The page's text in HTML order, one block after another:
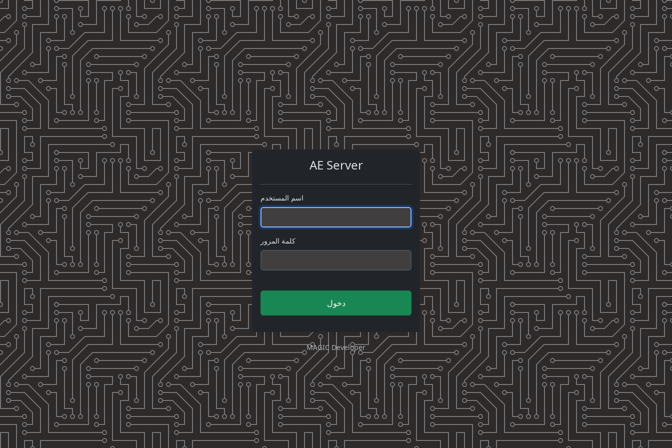
AE Server
اسم المستخدم
كلمة المرور
دخول
MAGIC Developer